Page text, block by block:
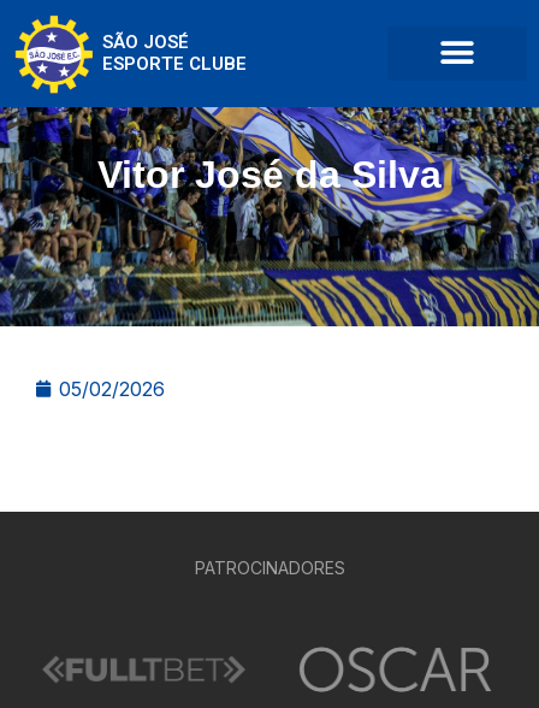
SÃO JOSÉ
ESPORTE CLUBE
Vitor José da Silva
05/02/2026
PATROCINADORES